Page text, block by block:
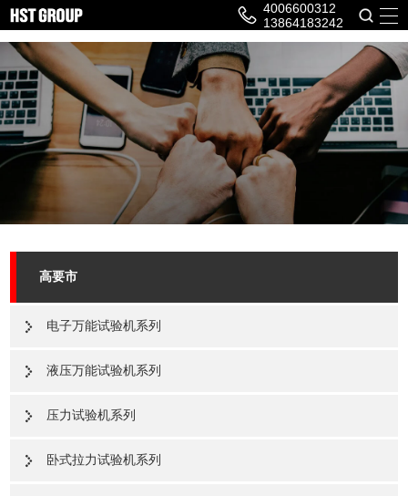
4006600312
13864183242
高要市
电子万能试验机系列
液压万能试验机系列
压力试验机系列
卧式拉力试验机系列